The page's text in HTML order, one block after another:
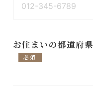
お住まいの都道府県
必須